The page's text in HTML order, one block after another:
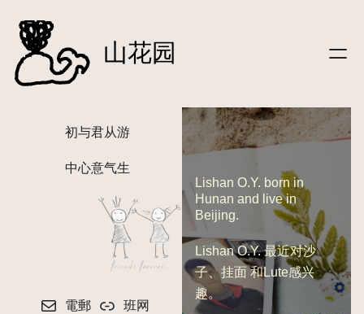
山花园|信件
|关于
友链
|友站动态
登录
初与君从游
中心意气生
電郵
班网
Lishan O.Y. born in
Hunan and live in
Beijing.
Lishan O.Y. 最近对沙
子、挂面 和Lute感兴
趣。